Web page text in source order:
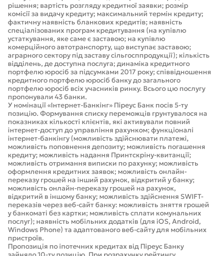
рішення; вартість розгляду кредитної заявки; розмір
комісії за видачу кредиту; максимальний термін кредиту;
фактичну наявність бланкових кредитів; наявність
спеціалізованих програм кредитування (на купівлю
устаткування, яке саме є заставою; на купівлю
комерційного автотранспорту, що виступає заставою;
аграрного сектору під заставу сільгосппродукції); кількість
відділень, де доступна послуга; динаміка кредитного
портфелю юросіб за підсумками 2017 року; співвідношення
кредитного портфелю юросіб банку до загального
портфелю юросіб всіх учасників ринку. Всього цю послугу
пропонували 43 банки.
У номінації «Інтернет-Банкінг» Піреус Банк посів 5-ту
позицію. Формування списку переможців грунтувалося на
показниках кількості клієнтів, які активували повний
інтернет-доступ до управління рахунком; функціоналі
інтернет-банкінгу (можливість здійснювати платежі,
можливість поповнення депозиту; можливість погашення
кредиту; можливість надання Принтскріну-квитанції;
можливість отримання виписки по рахунку; можливість
оформлення кредитних заявок; можливість онлайн-
переказу грошей на інший рахунок, відкритий у банку;
можливість онлайн-переказу грошей на рахунок,
відкритий в іншому банку; можливість здійснення SWIFT-
переказів через веб-сайт банку: можливість зняття грошей
у банкоматі без картки; можливість сплати комунальних
послуг); наявність мобільних додатків (для iOS, Android,
Windows Phone) та адаптованого веб-сайту для мобільних
пристроїв.
Пропозиція по іпотечних кредитах від Піреус Банку